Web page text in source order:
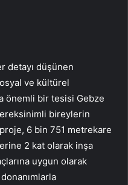
detayı düşünen
ve kültürel
önemli bir tesisi Gebze
bireylerin
6 bin 751 metrekare
2 kat olarak inşa
uygun olarak